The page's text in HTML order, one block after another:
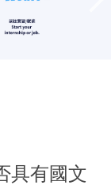
具有國文